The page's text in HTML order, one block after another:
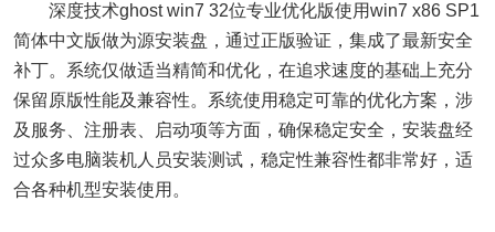
深度技术ghost win7 32位专业优化版使用win7 x86 SP1
简体中文版做为源安装盘，通过正版验证，集成了最新安全
补丁。系统仅做适当精简和优化，在追求速度的基础上充分
保留原版性能及兼容性。系统使用稳定可靠的优化方案，涉
及服务、注册表、启动项等方面，确保稳定安全，安装盘经
过众多电脑装机人员安装测试，稳定性兼容性都非常好，适
合各种机型安装使用。